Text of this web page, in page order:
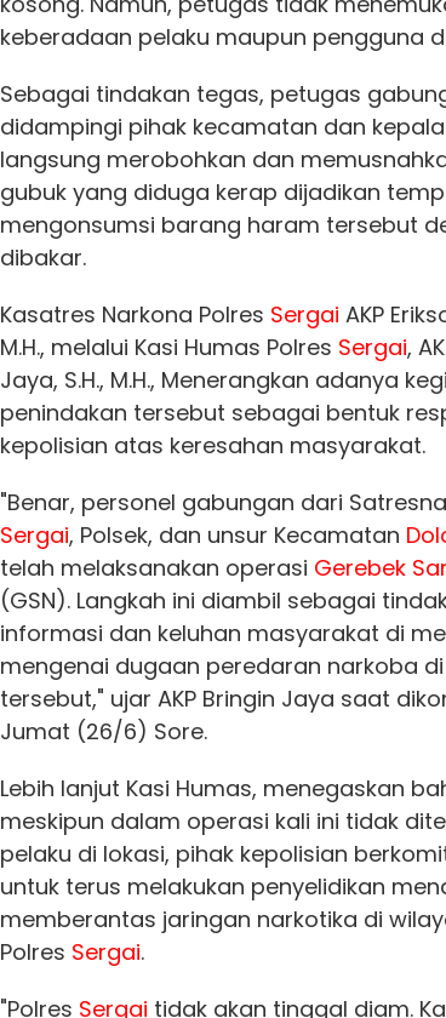
keberadaan pelaku maupun pengguna
Sebagai tindakan tegas, petugas
didampingi pihak kecamatan dan
langsung merobohkan dan
gubuk yang diduga kerap dijadikan
mengonsumsi barang haram tersebut
dibakar.
Kasatres Narkona Polres Sergai AKP
M.H., melalui Kasi Humas Polres Sergai,
Jaya, S.H., M.H., Menerangkan adanya
penindakan tersebut sebagai bentuk
kepolisian atas keresahan masyarakat.
"Benar, personel gabungan dari
Sergai, Polsek, dan unsur Kecamatan
telah melaksanakan operasi Gerebek
(GSN). Langkah ini diambil sebagai
informasi dan keluhan masyarakat di
mengenai dugaan peredaran narkoba
tersebut," ujar AKP Bringin Jaya saat
Jumat (26/6) Sore.
Lebih lanjut Kasi Humas, menegaskan
meskipun dalam operasi kali ini tidak
pelaku di lokasi, pihak kepolisian
untuk terus melakukan penyelidikan
memberantas jaringan narkotika di
Polres Sergai.
"Polres Sergai tidak akan tinggal diam.